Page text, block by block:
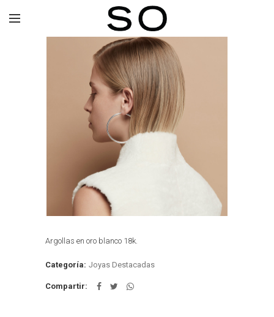
Argollas en oro blanco 18k.
Categoría: Joyas Destacadas
Compartir